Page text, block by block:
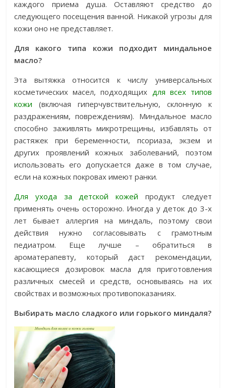
каждого приема душа. Оставляют средство до
следующего посещения ванной. Никакой угрозы для
кожи оно не представляет.
Для какого типа кожи подходит миндальное
масло?
Эта вытяжка относится к числу универсальных
косметических масел, подходящих для всех типов
кожи (включая гиперчувствительную, склонную к
раздражениям, повреждениям). Миндальное масло
способно заживлять микротрещины, избавлять от
растяжек при беременности, псориаза, экзем и
других проявлений кожных заболеваний, поэтом
использовать его допускается даже в том случае,
если на кожных покровах имеют ранки.
Для ухода за детской кожей продукт следует
применять очень осторожно. Иногда у деток до 3-х
лет бывает аллергия на миндаль, поэтому свои
действия нужно согласовывать с грамотным
педиатром. Еще лучше – обратиться в
ароматерапевту, который даст рекомендации,
касающиеся дозировок масла для приготовления
различных смесей и средств, основываясь на их
свойствах и возможных противопоказаниях.
Выбирать масло сладкого или горького миндаля?